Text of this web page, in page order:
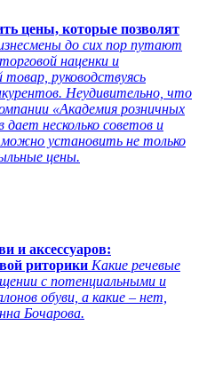
цены, которые позволят
до сих пор путают
наценки и
руководствуясь
Неудивительно, что
«Академия розничных
несколько советов и
установить не только
цены.
и аксессуаров:
риторики Какие речевые
с потенциальными и
обуви, а какие – нет,
Бочарова.